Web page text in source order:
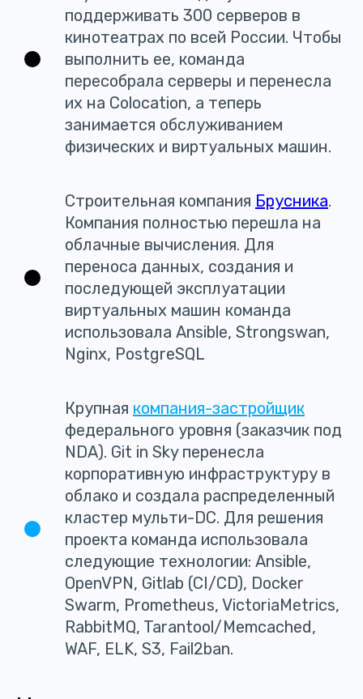
поддерживать 300 серверов в
кинотеатрах по всей России. Чтобы
выполнить ее, команда
пересобрала серверы и перенесла
их на Colocation, а теперь
занимается обслуживанием
физических и виртуальных машин.
Строительная компания Брусника.
Компания полностью перешла на
облачные вычисления. Для
переноса данных, создания и
последующей эксплуатации
виртуальных машин команда
использовала Ansible, Strongswan,
Nginx, PostgreSQL
Крупная компания-застройщик
федерального уровня (заказчик под
NDA). Git in Sky перенесла
корпоративную инфраструктуру в
облако и создала распределенный
кластер мульти-DC. Для решения
проекта команда использовала
следующие технологии: Ansible,
OpenVPN, Gitlab (CI/CD), Docker
Swarm, Prometheus, VictoriaMetrics,
RabbitMQ, Tarantool/Memcached,
WAF, ELK, S3, Fail2ban.